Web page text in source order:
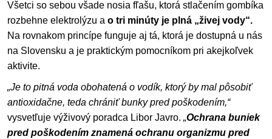
Všetci so sebou všade nosia fľašu, ktorá stlačením gombíka
rozbehne elektrolýzu a o tri minúty je plná „živej vody“.
Na rovnakom princípe funguje aj tá, ktorá je dostupná u nás
na Slovensku a je praktickým pomocníkom pri akejkoľvek
aktivite.
„Je to pitná voda obohatená o vodík, ktorý by mal pôsobiť
antioxidačne, teda chrániť bunky pred poškodením,“
vysvetľuje výživový poradca Libor Javro. „Ochrana buniek
pred poškodením znamená ochranu organizmu pred